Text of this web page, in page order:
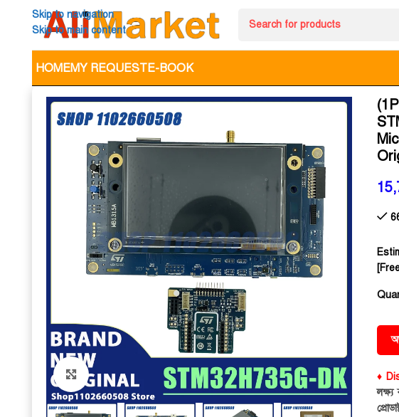
Skip to navigation
Skip to main content
HOMEMY REQUESTE-BOOK
Click to enlarge ♦
লক্ষ্য